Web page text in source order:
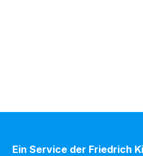
Ein Service der Friedrich